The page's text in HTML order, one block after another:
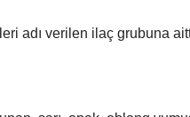
adı verilen ilaç grubuna